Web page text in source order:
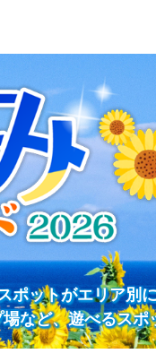
ポットがエリア別
など、遊べるスポ